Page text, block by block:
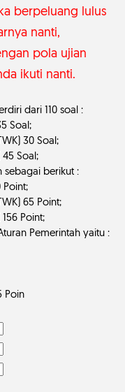
berpeluang lulus
nanti,
pola ujian
ikuti nanti.
dari 110 soal :
Soal;
30 Soal;
45 Soal;
sebagai berikut :
Point;
65 Point;
Point;
Pemerintah yaitu :
Poin